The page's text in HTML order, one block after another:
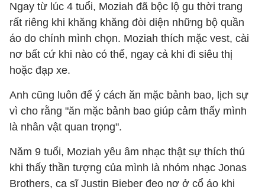
Ngay từ lúc 4 tuổi, Moziah đã bộc lộ gu thời trang
rất riêng khi khăng khăng đòi diện những bộ quần
áo do chính mình chọn. Moziah thích mặc vest, cài
nơ bất cứ khi nào có thể, ngay cả khi đi siêu thị
hoặc đạp xe.
Anh cũng luôn để ý cách ăn mặc bảnh bao, lịch sự
vì cho rằng "ăn mặc bảnh bao giúp cảm thấy mình
là nhân vật quan trọng".
Năm 9 tuổi, Moziah yêu âm nhạc thật sự thích thú
khi thấy thần tượng của mình là nhóm nhạc Jonas
Brothers, ca sĩ Justin Bieber đeo nơ ở cổ áo khi